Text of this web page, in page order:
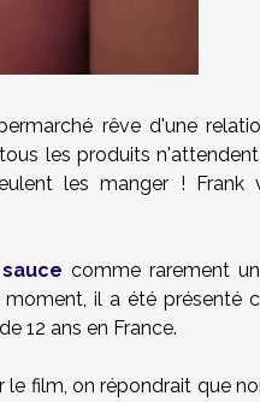
rêve d'une
les produits
les manger ! Frank
comme rarement
il a été présenté
12 ans en France.
film, on répondrait que